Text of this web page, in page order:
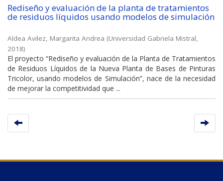
Rediseño y evaluación de la planta de tratamientos
de residuos líquidos usando modelos de simulación
Aldea Avilez, Margarita Andrea (Universidad Gabriela Mistral,
2018)
El proyecto “Rediseño y evaluación de la Planta de Tratamientos
de Residuos Líquidos de la Nueva Planta de Bases de Pinturas
Tricolor, usando modelos de Simulación”, nace de la necesidad
de mejorar la competitividad que ...